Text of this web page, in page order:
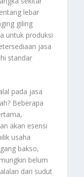
lebar
giling
untuk produksi
jasa
standar
pada jasa
Beberapa
akan esensi
usaha
bakso,
belum
dari sudut